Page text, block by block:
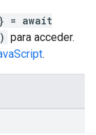
= await
para acceder.
.